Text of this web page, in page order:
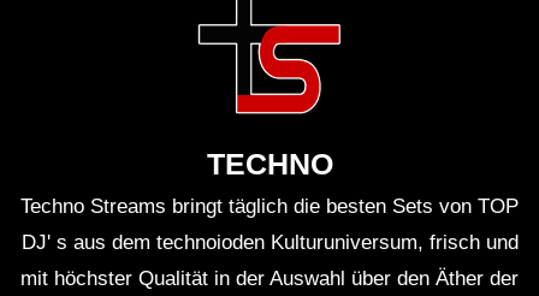
TECHNO
Techno Streams bringt täglich die besten Sets von TOP
DJ' s aus dem technoioden Kulturuniversum, frisch und
mit höchster Qualität in der Auswahl über den Äther der